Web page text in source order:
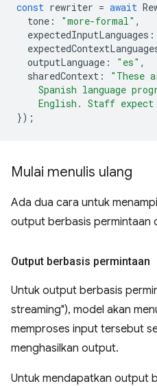
const rewriter = await
tone : "more-formal" ,
expectedInputLanguages :
outputLanguage : "es" ,
sharedContext :
"These
Spanish language
English. Staff
});
Mulai menulis ulang
Ada dua cara untuk
output berbasis permintaan
Output berbasis permintaan
Untuk output berbasis
streaming"), model akan
memproses input tersebut
menghasilkan output.
Untuk mendapatkan output